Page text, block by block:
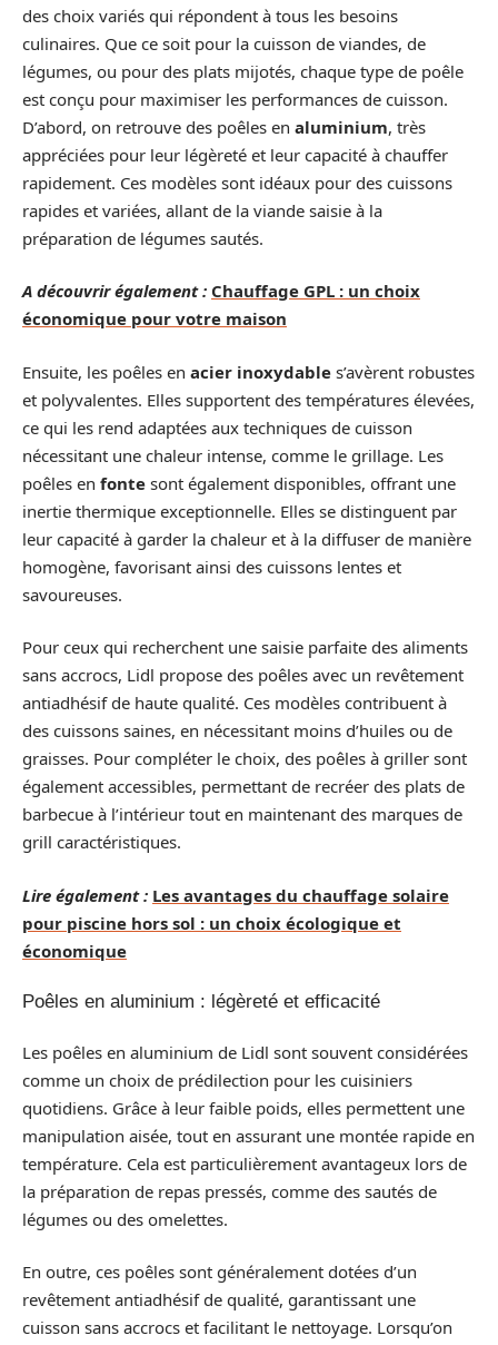
des choix variés qui répondent à tous les besoins
culinaires. Que ce soit pour la cuisson de viandes, de
légumes, ou pour des plats mijotés, chaque type de poêle
est conçu pour maximiser les performances de cuisson.
D’abord, on retrouve des poêles en aluminium, très
appréciées pour leur légèreté et leur capacité à chauffer
rapidement. Ces modèles sont idéaux pour des cuissons
rapides et variées, allant de la viande saisie à la
préparation de légumes sautés.
A découvrir également : Chauffage GPL : un choix
économique pour votre maison
Ensuite, les poêles en acier inoxydable s’avèrent robustes
et polyvalentes. Elles supportent des températures élevées,
ce qui les rend adaptées aux techniques de cuisson
nécessitant une chaleur intense, comme le grillage. Les
poêles en fonte sont également disponibles, offrant une
inertie thermique exceptionnelle. Elles se distinguent par
leur capacité à garder la chaleur et à la diffuser de manière
homogène, favorisant ainsi des cuissons lentes et
savoureuses.
Pour ceux qui recherchent une saisie parfaite des aliments
sans accrocs, Lidl propose des poêles avec un revêtement
antiadhésif de haute qualité. Ces modèles contribuent à
des cuissons saines, en nécessitant moins d’huiles ou de
graisses. Pour compléter le choix, des poêles à griller sont
également accessibles, permettant de recréer des plats de
barbecue à l’intérieur tout en maintenant des marques de
grill caractéristiques.
Lire également : Les avantages du chauffage solaire
pour piscine hors sol : un choix écologique et
économique
Poêles en aluminium : légèreté et efficacité
Les poêles en aluminium de Lidl sont souvent considérées
comme un choix de prédilection pour les cuisiniers
quotidiens. Grâce à leur faible poids, elles permettent une
manipulation aisée, tout en assurant une montée rapide en
température. Cela est particulièrement avantageux lors de
la préparation de repas pressés, comme des sautés de
légumes ou des omelettes.
En outre, ces poêles sont généralement dotées d’un
revêtement antiadhésif de qualité, garantissant une
cuisson sans accrocs et facilitant le nettoyage. Lorsqu’on